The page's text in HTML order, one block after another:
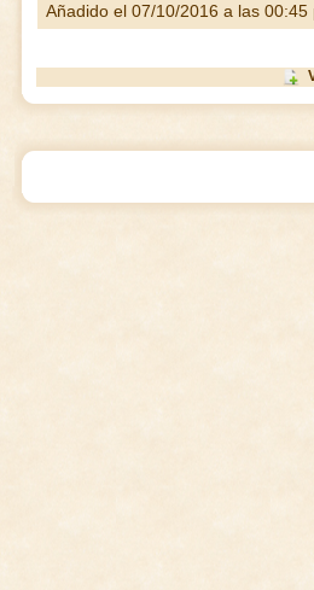
Añadido el 07/10/2016 a las 00:45